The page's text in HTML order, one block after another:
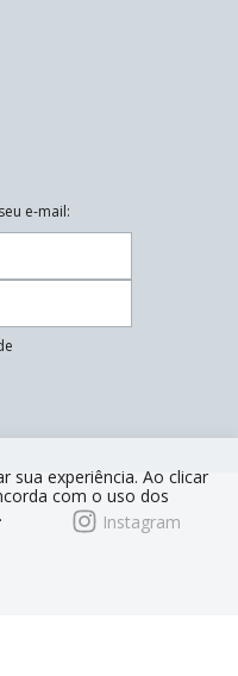
e-mail:
Instagram
sua experiência. Ao clicar
com o uso dos